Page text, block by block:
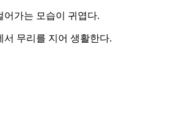
어가는 모습이 귀엽다.
서 무리를 지어 생활한다.